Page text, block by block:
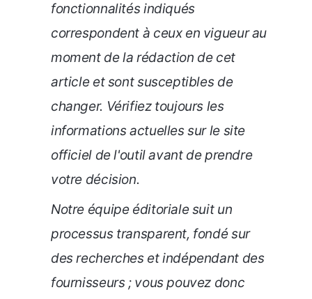
fonctionnalités indiqués
correspondent à ceux en vigueur au
moment de la rédaction de cet
article et sont susceptibles de
changer. Vérifiez toujours les
informations actuelles sur le site
officiel de l'outil avant de prendre
votre décision.
Notre équipe éditoriale suit un
processus transparent, fondé sur
des recherches et indépendant des
fournisseurs ; vous pouvez donc